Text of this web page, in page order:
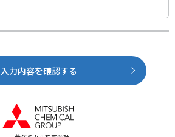
入力内容を確認する